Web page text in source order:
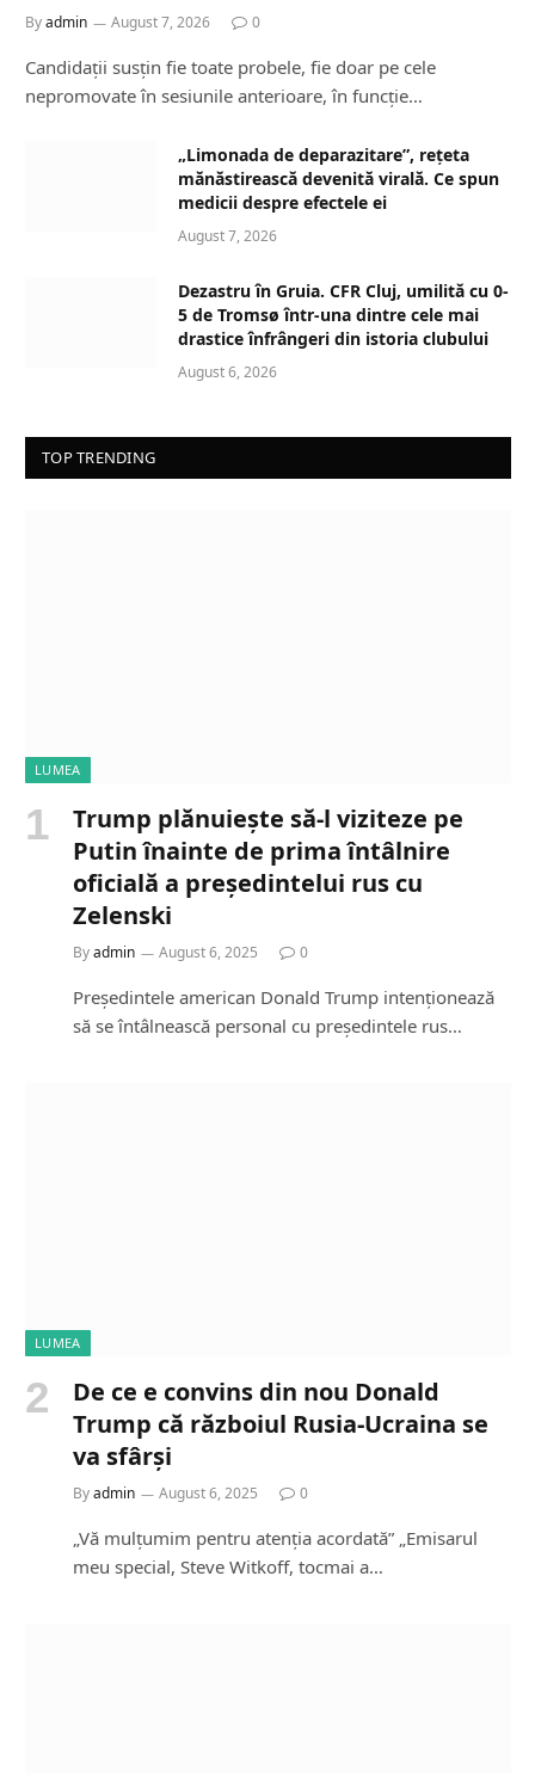
Byadmin August 7, 2026 0
Candidații susțin fie toate probele, fie doar pe cele
nepromovate în sesiunile anterioare, în funcție…
„Limonada de deparazitare”, rețeta
mănăstirească devenită virală. Ce spun
medicii despre efectele ei
August 7, 2026
Dezastru în Gruia. CFR Cluj, umilită cu 0-
5 de Tromsø într-una dintre cele mai
drastice înfrângeri din istoria clubului
August 6, 2026
TOP TRENDING
LUMEA
Trump plănuiește să-l viziteze pe
Putin înainte de prima întâlnire
oficială a președintelui rus cu
Zelenski
Byadmin August 6, 2025 0
Președintele american Donald Trump intenționează
să se întâlnească personal cu președintele rus…
LUMEA
De ce e convins din nou Donald
Trump că războiul Rusia-Ucraina se
va sfârși
Byadmin August 6, 2025 0
„Vă mulțumim pentru atenția acordată” „Emisarul
meu special, Steve Witkoff, tocmai a…